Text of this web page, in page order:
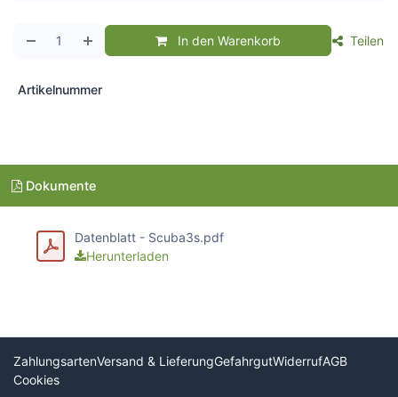
In den Warenkorb Teilen
Artikelnummer
Dokumente
Datenblatt - Scuba3s.pdf
Herunterladen
ZahlungsartenVersand & LieferungGefahrgutWiderrufAGB
Cookies